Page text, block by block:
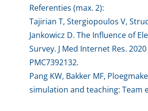
Referenties (max. 2):
Tajirian T, Stergiopoulos V,
Jankowicz D. The Influence of
Survey. J Med Internet Res.
PMC7392132.
Pang KW, Bakker MF,
simulation and teaching: Team